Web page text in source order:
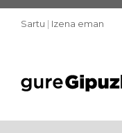
Sartu | Izena eman